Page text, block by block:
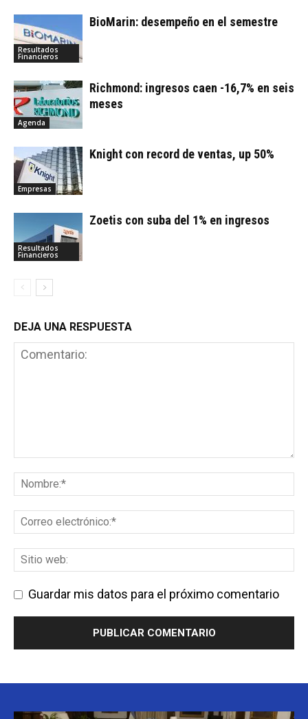
Resultados
Financieros
BioMarin: desempeño en el semestre
Agenda
Richmond: ingresos caen -16,7% en seis
meses
Empresas
Knight con record de ventas, up 50%
Resultados
Financieros
Zoetis con suba del 1% en ingresos
DEJA UNA RESPUESTA
Guardar mis datos para el próximo comentario